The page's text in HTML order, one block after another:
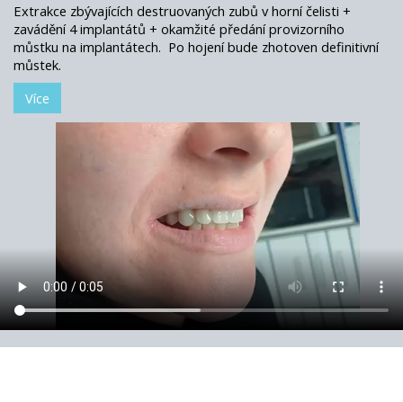
Extrakce zbývajících destruovaných zubů v horní čelisti +
zavádění 4 implantátů + okamžité předání provizorního
můstku na implantátech. Po hojení bude zhotoven definitivní
můstek.
Více